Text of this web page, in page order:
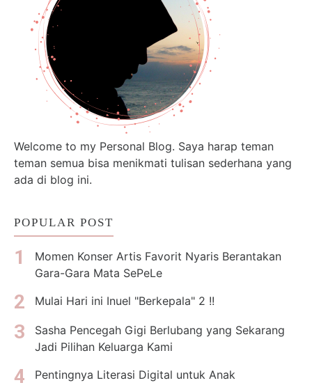
Welcome to my Personal Blog. Saya harap teman
teman semua bisa menikmati tulisan sederhana yang
ada di blog ini.
POPULAR POST
Momen Konser Artis Favorit Nyaris Berantakan
Gara-Gara Mata SePeLe
Mulai Hari ini Inuel "Berkepala" 2 !!
Sasha Pencegah Gigi Berlubang yang Sekarang
Jadi Pilihan Keluarga Kami
Pentingnya Literasi Digital untuk Anak